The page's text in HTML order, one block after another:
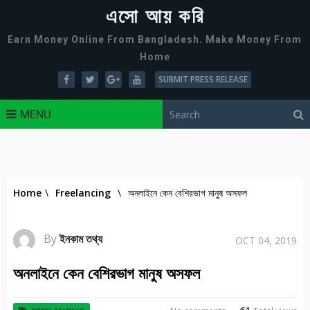
এসো আয় করি
Earn Money Online From Bangladesh. Make Money From
Home
SUBMIT PRESS RELEASE
MENU
Home \ Freelancing \ অনলাইনে কেন বেশিরভাগ মানুষ অসফল
Byইনকাম তথ্য OCT 04, 2019
অনলাইনে কেন বেশিরভাগ মানুষ অসফল